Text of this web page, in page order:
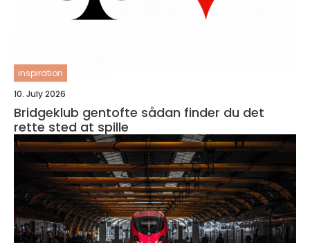
inspiration
10. July 2026
Bridgeklub gentofte sådan finder du det
rette sted at spille